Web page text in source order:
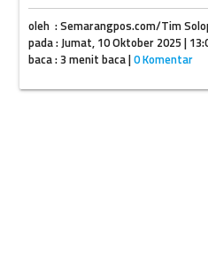
oleh : Semarangpos.com/Tim
pada : Jumat, 10 Oktober 2025 |
baca : 3 menit baca |0 Komentar